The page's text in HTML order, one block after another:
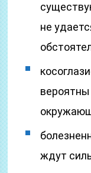
не
ждут